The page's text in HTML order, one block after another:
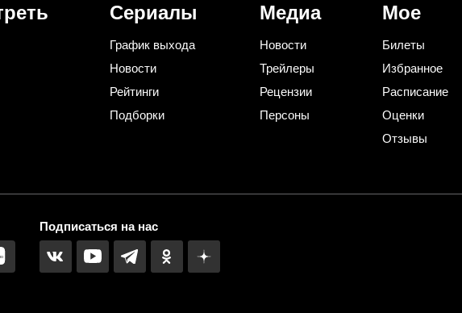
Сериалы
График выхода
Новости
Рейтинги
Подборки
Медиа
Новости
Трейлеры
Рецензии
Персоны
Мое
Билеты
Избранное
Расписание
Оценки
Отзывы
Подписаться на нас